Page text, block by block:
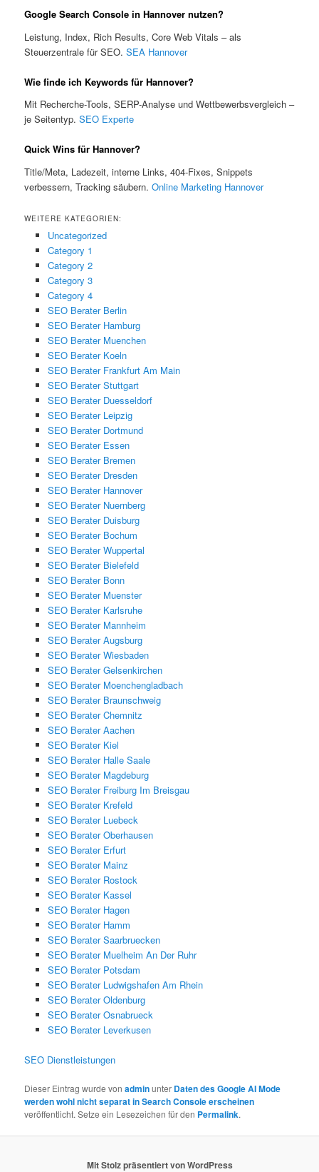
Google Search Console in Hannover nutzen?
Leistung, Index, Rich Results, Core Web Vitals – als
Steuerzentrale für SEO.SEA Hannover
Wie finde ich Keywords für Hannover?
Mit Recherche-Tools, SERP-Analyse und Wettbewerbsvergleich –
je Seitentyp.SEO Experte
Quick Wins für Hannover?
Title/Meta, Ladezeit, interne Links, 404-Fixes, Snippets
verbessern, Tracking säubern.Online Marketing Hannover
WEITERE KATEGORIEN:
Uncategorized
Category 1
Category 2
Category 3
Category 4
SEO Berater Berlin
SEO Berater Hamburg
SEO Berater Muenchen
SEO Berater Koeln
SEO Berater Frankfurt Am Main
SEO Berater Stuttgart
SEO Berater Duesseldorf
SEO Berater Leipzig
SEO Berater Dortmund
SEO Berater Essen
SEO Berater Bremen
SEO Berater Dresden
SEO Berater Hannover
SEO Berater Nuernberg
SEO Berater Duisburg
SEO Berater Bochum
SEO Berater Wuppertal
SEO Berater Bielefeld
SEO Berater Bonn
SEO Berater Muenster
SEO Berater Karlsruhe
SEO Berater Mannheim
SEO Berater Augsburg
SEO Berater Wiesbaden
SEO Berater Gelsenkirchen
SEO Berater Moenchengladbach
SEO Berater Braunschweig
SEO Berater Chemnitz
SEO Berater Aachen
SEO Berater Kiel
SEO Berater Halle Saale
SEO Berater Magdeburg
SEO Berater Freiburg Im Breisgau
SEO Berater Krefeld
SEO Berater Luebeck
SEO Berater Oberhausen
SEO Berater Erfurt
SEO Berater Mainz
SEO Berater Rostock
SEO Berater Kassel
SEO Berater Hagen
SEO Berater Hamm
SEO Berater Saarbruecken
SEO Berater Muelheim An Der Ruhr
SEO Berater Potsdam
SEO Berater Ludwigshafen Am Rhein
SEO Berater Oldenburg
SEO Berater Osnabrueck
SEO Berater Leverkusen
SEO Dienstleistungen
Dieser Eintrag wurde vonadminunter Daten des Google AI Mode
werden wohl nicht separat in Search Console erscheinen
veröffentlicht. Setze ein Lesezeichen für den Permalink.
Mit Stolz präsentiert von WordPress